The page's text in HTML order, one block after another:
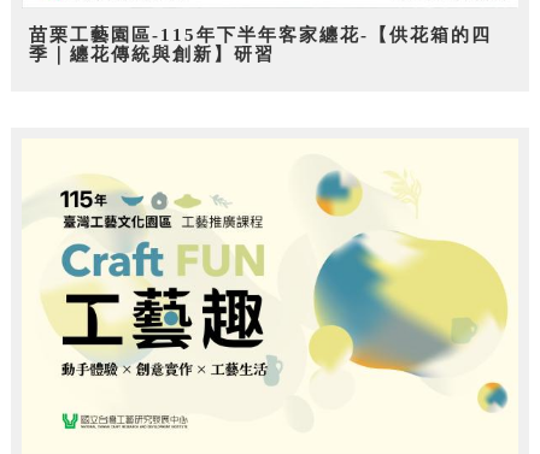
苗栗工藝園區-115年下半年客家纏花-【供花箱的四
季｜纏花傳統與創新】研習